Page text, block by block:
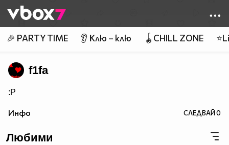
👾
🎉 PARTY TIME 👂 Клю – клю 🪀CHILL ZONE
f1fa
:P
Инфо СЛЕДВАЙ0
Любими